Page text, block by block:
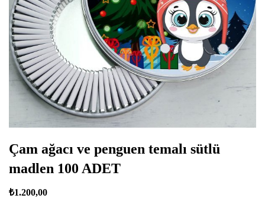
Çam ağacı ve penguen temalı sütlü
madlen 100 ADET
₺1.200,00